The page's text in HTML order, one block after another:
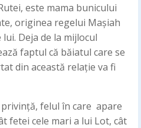
este mama bunicului
originea regelui Mașiah
Deja de la mijlocul
faptul că băiatul care se
din această relație va fi
felul în care apare
fetei cele mari a lui Lot, cât